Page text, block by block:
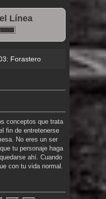
Línea
en Tierra Muerta
conceptos que trata
fin de entretenerse
No eres un ser
tu personaje haga
ahí. Cuando
con tu vida normal.